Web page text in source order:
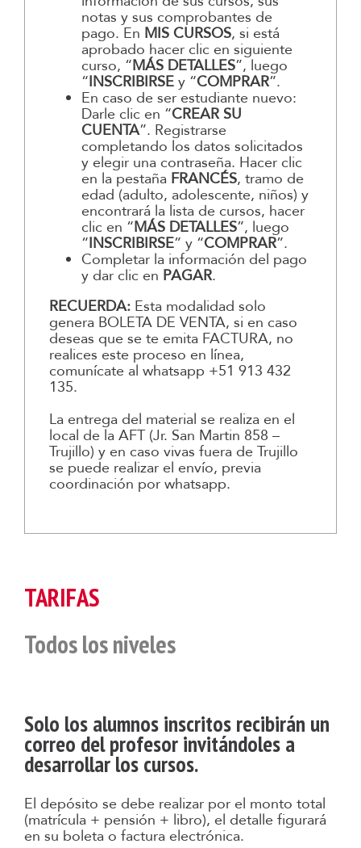
notas y sus comprobantes de
pago. En MIS CURSOS, si está
aprobado hacer clic en siguiente
curso, “MÁS DETALLES”, luego
“INSCRIBIRSEy “COMPRAR”.
En caso de ser estudiante nuevo:
Darle clic en “CREAR SU
CUENTA”. Registrarse
completando los datos solicitados
y elegir una contraseña. Hacer clic
en la pestaña FRANCÉS, tramo de
edad (adulto, adolescente, niños) y
encontrará la lista de cursos, hacer
clic en “MÁS DETALLES”, luego
“INSCRIBIRSE” y “COMPRAR”.
Completar la información del pago
y dar clic en PAGAR.
RECUERDA:Esta modalidad solo
genera BOLETA DE VENTA, si en caso
deseas que se te emita FACTURA, no
realices este proceso en línea,
comunícate al whatsapp +51 913 432
135.
La entrega del material se realiza en el
local de la AFT (Jr. San Martin 858 –
Trujillo) y en caso vivas fuera de Trujillo
se puede realizar el envío, previa
coordinación por whatsapp.
TARIFAS
Todos los niveles
Solo los alumnos inscritos recibirán un
correo del profesor invitándoles a
desarrollar los cursos.
El depósito se debe realizar por el monto total
(matrícula + pensión + libro), el detalle figurará
en su boleta o factura electrónica.